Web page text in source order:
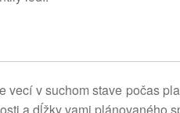
vecí v suchom stave počas
a dĺžky vami plánovaného